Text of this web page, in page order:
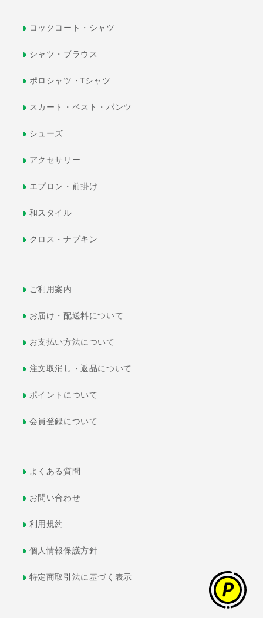
コックコート・シャツ
シャツ・ブラウス
ポロシャツ・Tシャツ
スカート・ベスト・パンツ
シューズ
アクセサリー
エプロン・前掛け
和スタイル
クロス・ナプキン
ご利用案内
お届け・配送料について
お支払い方法について
注文取消し・返品について
ポイントについて
会員登録について
よくある質問
お問い合わせ
利用規約
個人情報保護方針
特定商取引法に基づく表示